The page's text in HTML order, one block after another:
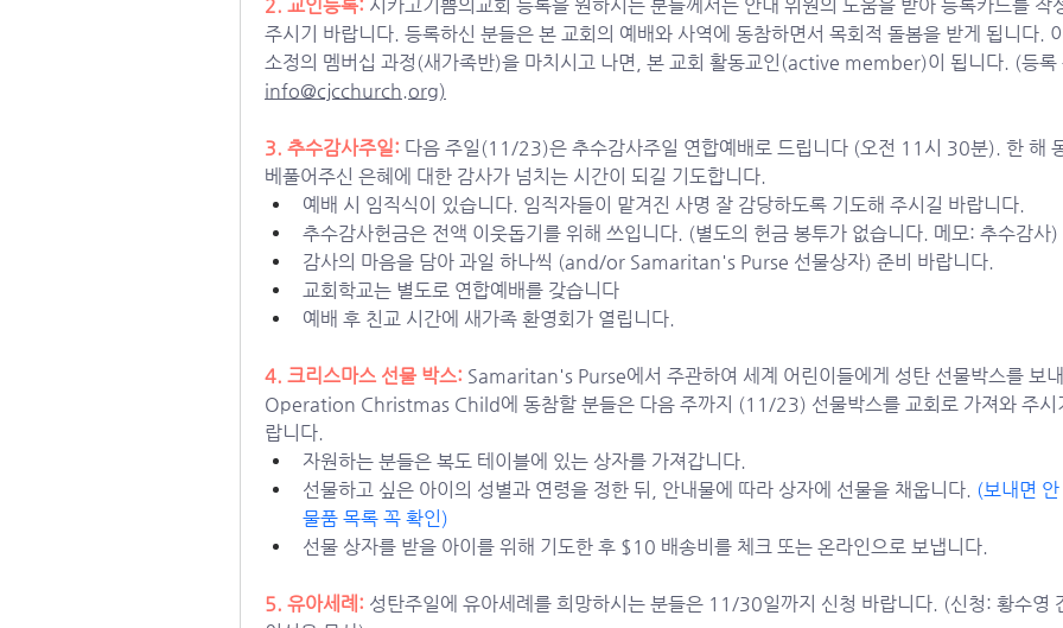
2. 교인등록: 시카고기쁨의교회 등록을 원하시는 분들께서는 안내 위원의 도움을 받아 등록카드를 작
주시기 바랍니다. 등록하신 분들은 본 교회의 예배와 사역에 동참하면서 목회적 돌봄을 받게 됩니다.
info@cjcchurch.org)
3. 추수감사주일: 다음 주일(11/23)은 추수감사주일 연합예배로 드립니다 (오전 11시 30분). 한 해
베풀어주신 은혜에 대한 감사가 넘치는 시간이 되길 기도합니다.
예배 시 임직식이 있습니다. 임직자들이 맡겨진 사명 잘 감당하도록 기도해 주시길 바랍니다.
추수감사헌금은 전액 이웃돕기를 위해 쓰입니다. (별도의 헌금 봉투가 없습니다. 메모: 추수감사)
감사의 마음을 담아 과일 하나씩 (and/or Samaritan's Purse 선물상자) 준비 바랍니다.
교회학교는 별도로 연합예배를 갖습니다
예배 후 친교 시간에 새가족 환영회가 열립니다.
4. 크리스마스 선물 박스: Samaritan's Purse에서 주관하여 세계 어린이들에게 성탄 선물박스를 보
Operation Christmas Child에 동참할 분들은 다음 주까지 (11/23) 선물박스를 교회로 가져와 주시
랍니다.
자원하는 분들은 복도 테이블에 있는 상자를 가져갑니다.
선물하고 싶은 아이의 성별과 연령을 정한 뒤, 안내물에 따라 상자에 선물을 채웁니다. (보내면
물품 목록 꼭 확인)
선물 상자를 받을 아이를 위해 기도한 후 $10 배송비를 체크 또는 온라인으로 보냅니다.
5. 유아세례: 성탄주일에 유아세례를 희망하시는 분들은 11/30일까지 신청 바랍니다. (신청: 황수영